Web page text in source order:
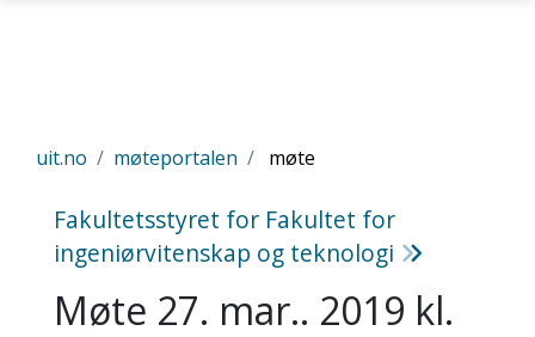
Gå til hovedinnhold
uit.no møteportalen møte
Fakultetsstyret for Fakultet for
ingeniørvitenskap og teknologi
Møte 27. mar.. 2019 kl.